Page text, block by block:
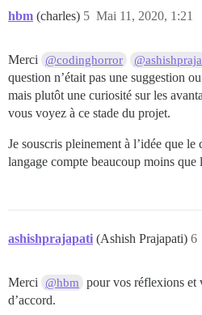
hbm (charles) Mai 11, 2020, 1:21
5
Merci @codinghorror
question n’était pas une suggestion
mais plutôt une curiosité sur les
vous voyez à ce stade du projet.
Je souscris pleinement à l’idée que
langage compte beaucoup moins que
ashishprajapati (Ashish Prajapati) 6
Merci @hbm pour vos réflexions et
d’accord.